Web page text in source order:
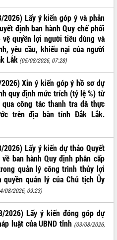
Lấy ý kiến góp ý và phản
định ban hành Quy chế phối
quyền lợi người tiêu dùng và
yêu cầu, khiếu nại của người
Lắk (05/08/2026, 07:28)
Xin ý kiến góp ý hồ sơ dự
quy định mức trích (tỷ lệ %) từ
công tác thanh tra đã thực
trên địa bàn tỉnh Đắk Lắk.
Lấy ý kiến dự thảo Quyết
ban hành Quy định phân cấp
quản lý công trình thủy lợi
quản lý của Chủ tịch Ủy
08/2026, 09:23)
2026) Lấy ý kiến đóng góp dự
luật của UBND tỉnh (03/08/2026,